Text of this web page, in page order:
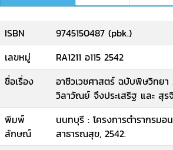
ISBN
9745150487 (pbk.)
เลขหมู่
RA1211 อ115 2542
ชื่อเรื่อง
อาชีวเวชศาสตร์ ฉบับพิษวิทย
วิลาวัณย์ จึงประเสริฐ และ สุ
พิมพ์
ลักษณ์
นนทบุรี : โครงการตำรากรมอ
สาธารณสุข, 2542.